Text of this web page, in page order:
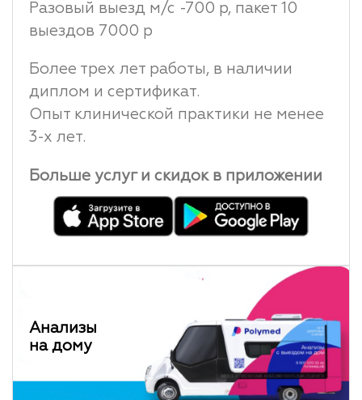
Разовый выезд м/с -700 р, пакет 10
выездов 7000 р
Более трех лет работы, в наличии
диплом и сертификат.
Опыт клинической практики не менее
3-х лет.
Больше услуг и скидок в приложении
Анализы
на дому